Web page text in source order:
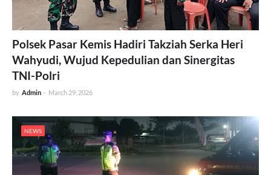
Polsek Pasar Kemis Hadiri Takziah Serka Heri
Wahyudi, Wujud Kepedulian dan Sinergitas
TNI-Polri
by Admin - March 29, 2026
NEWS